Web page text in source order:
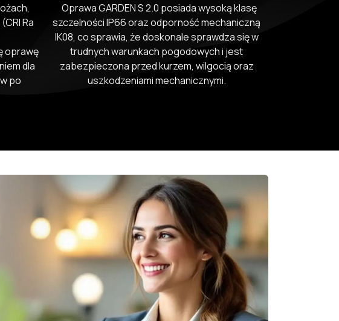
Ra
oprawę
dla
po
Oprawa GARDEN S 2.0 posiada wysoką klasę
szczelności IP66 oraz odporność mechaniczną
IK08, co sprawia, że doskonale sprawdza się w
trudnych warunkach pogodowych i jest
zabezpieczona przed kurzem, wilgocią oraz
uszkodzeniami mechanicznymi.